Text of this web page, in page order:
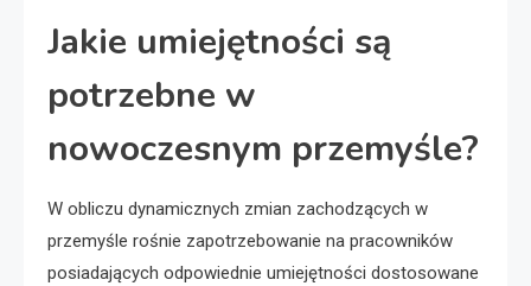
Jakie umiejętności są
potrzebne w
nowoczesnym przemyśle?
W obliczu dynamicznych zmian zachodzących w
przemyśle rośnie zapotrzebowanie na pracowników
posiadających odpowiednie umiejętności dostosowane